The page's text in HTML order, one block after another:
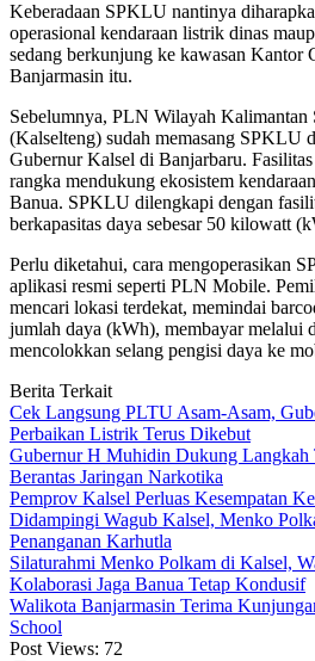
Keberadaan SPKLU nantinya
operasional kendaraan listrik dinas
sedang berkunjung ke kawasan Kantor
Banjarmasin itu.
Sebelumnya, PLN Wilayah Kalimantan
(Kalselteng) sudah memasang SPKLU
Gubernur Kalsel di Banjarbaru.
rangka mendukung ekosistem
Banua. SPKLU dilengkapi dengan
berkapasitas daya sebesar 50 kilowatt
Perlu diketahui, cara mengoperasikan
aplikasi resmi seperti PLN Mobile.
mencari lokasi terdekat, memindai
jumlah daya (kWh), membayar melalui
mencolokkan selang pengisi daya ke
Berita Terkait
Cek Langsung PLTU Asam-Asam,
Perbaikan Listrik Terus Dikebut
Gubernur H Muhidin Dukung Langkah
Berantas Jaringan Narkotika
Pemprov Kalsel Perluas Kesempatan
Didampingi Wagub Kalsel, Menko
Penanganan Karhutla
Silaturahmi Menko Polkam di Kalsel,
Kolaborasi Jaga Banua Tetap Kondusif
Walikota Banjarmasin Terima
School
Post Views: 72